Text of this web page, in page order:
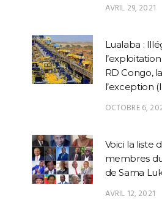
AVRIL 29, 2021
Lualaba :
RD Congo,
l’exception
OCTOBRE 6,
Voici la liste
membres
de Sama
AVRIL 12, 2021